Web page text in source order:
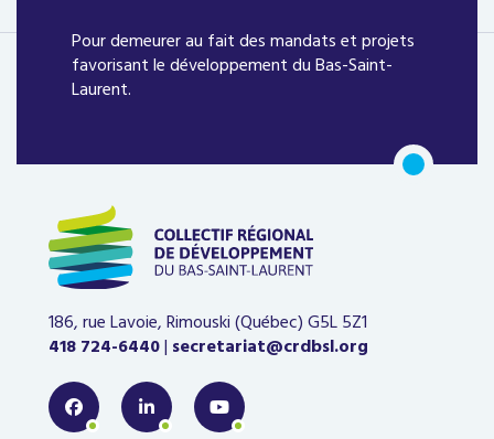
Pour demeurer au fait des mandats et projets
favorisant le développement du Bas-Saint-
Laurent.
186, rue Lavoie, Rimouski (Québec)G5L 5Z1
418 724-6440| secretariat@crdbsl.org